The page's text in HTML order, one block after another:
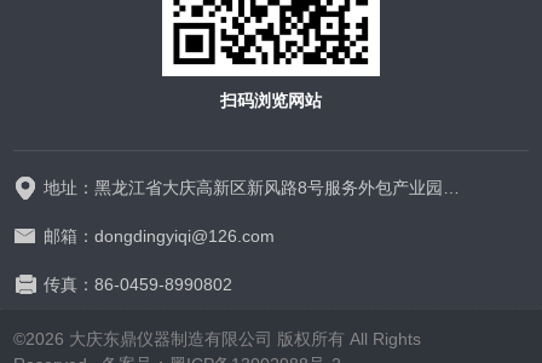
扫码浏览网站
地址：黑龙江省大庆高新区新风路8号服务外包产业园D区D-1厂房325室
邮箱：dongdingyiqi@126.com
传真：86-0459-8990802
©2026 大庆东鼎仪器制造有限公司 版权所有 All Rights